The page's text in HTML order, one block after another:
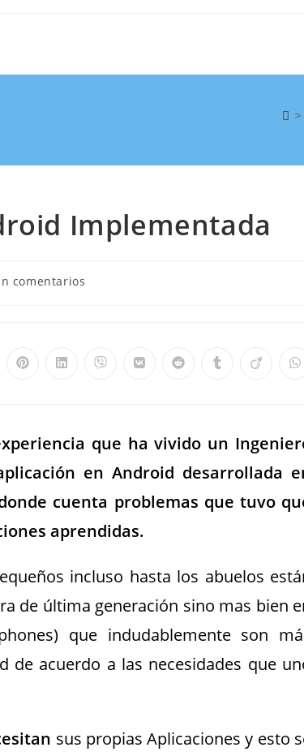
>
Implementada
comentarios
que ha vivido un
en Android desarrollada
cuenta problemas que tuvo
aprendidas.
incluso hasta los abuelos
de última generación sino mas bien
que indudablemente son
de acuerdo a las necesidades que
sus propias Aplicaciones y esto